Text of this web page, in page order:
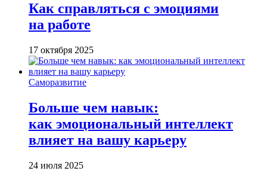
Как справляться с эмоциями
на работе
17 октября 2025
Саморазвитие
Больше чем навык:
как эмоциональный интеллект
влияет на вашу карьеру
24 июля 2025